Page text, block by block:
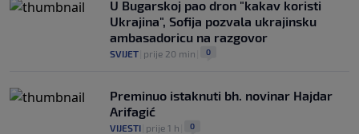
KOŠARKA| prije 3 h| 0
U Bugarskoj pao dron "kakav koristi
Ukrajina", Sofija pozvala ukrajinsku
ambasadoricu na razgovor
SVIJET prije 20 min 0
Preminuo istaknuti bh. novinar Hajdar
Arifagić
VIJESTI prije 1 h 0